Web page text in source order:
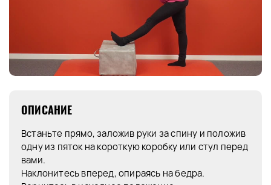
ОПИСАНИЕ
Встаньте прямо, заложив руки за спину и положив
одну из пяток на короткую коробку или стул перед
вами.
Наклонитесь вперед, опираясь на бедра.